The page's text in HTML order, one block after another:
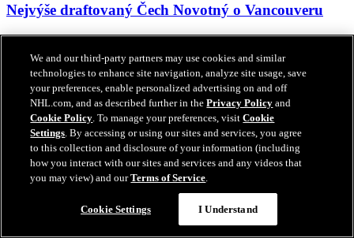
Nejvýše draftovaný Čech Novotný o Vancouveru
Adam Novotný hovoří o Vancouveru, který si jej vybral na 24.
místě draftu
27. čvn 2026
We and our third-party partners may use cookies and similar
technologies to enhance site navigation, analyze site usage, save
your preferences, enable personalized advertising on and off
NHL.com, and as described further in thePrivacy Policy and
Cookie Policy. To manage your preferences, visitCookie
Settings. By accessing or using our sites and services, you agree
to this collection and disclosure of your information (including
how you interact with our sites and services and any videos that
you may view) and ourTerms of Service.
Cookie Settings I Understand